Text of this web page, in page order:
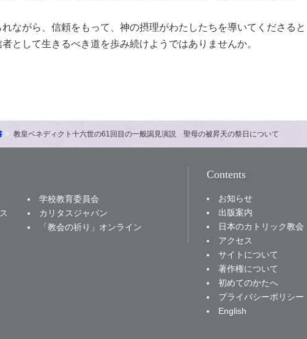
ながら、信頼をもって、神の摂理がわたしたちを導いてくださると
として生きるべき道を歩み続けようではありませんか。
教皇ベネディクト十六世の61回目の一般謁見演説 聖母の被昇天の祭日について
学校教育委員会
カリタスジャパン
「教会の祈り」オンライン
Contents
お知らせ
出版案内
日本のカトリック教会
アクセス
サイトについて
著作権について
初めてのかたへ
プライバシーポリシー
English